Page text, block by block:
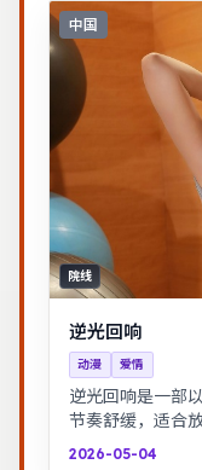
中国
院线
逆光回响
动漫 爱情
逆光回响是一部
节奏舒缓，适合
与信念贯穿始终
2026-05-04